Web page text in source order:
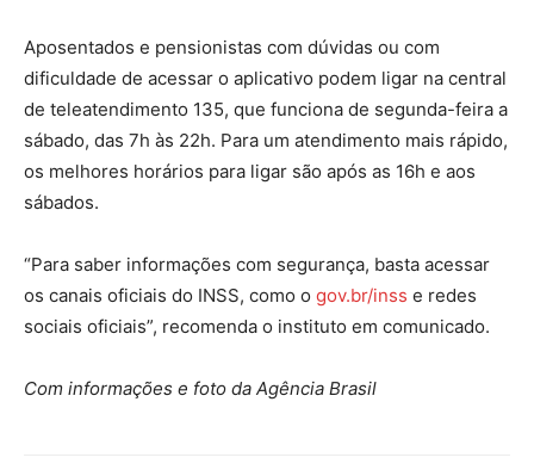
Aposentados e pensionistas com dúvidas ou com
dificuldade de acessar o aplicativo podem ligar na central
de teleatendimento 135, que funciona de segunda-feira a
sábado, das 7h às 22h. Para um atendimento mais rápido,
os melhores horários para ligar são após as 16h e aos
sábados.
“Para saber informações com segurança, basta acessar
os canais oficiais do INSS, como o gov.br/inss e redes
sociais oficiais”, recomenda o instituto em comunicado.
Com informações e foto da Agência Brasil